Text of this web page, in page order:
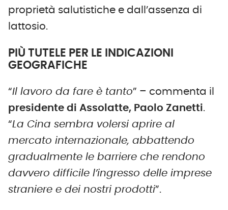
proprietà salutistiche e dall’assenza di
lattosio.
PIÙ TUTELE PER LE INDICAZIONI
GEOGRAFICHE
“Il lavoro da fare è tanto” – commenta il
presidente di Assolatte, Paolo Zanetti.
“La Cina sembra volersi aprire al
mercato internazionale, abbattendo
gradualmente le barriere che rendono
davvero difficile l’ingresso delle imprese
straniere e dei nostri prodotti”.